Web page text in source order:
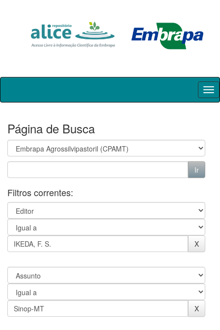
Skip
Página de Busca
Filtros correntes: